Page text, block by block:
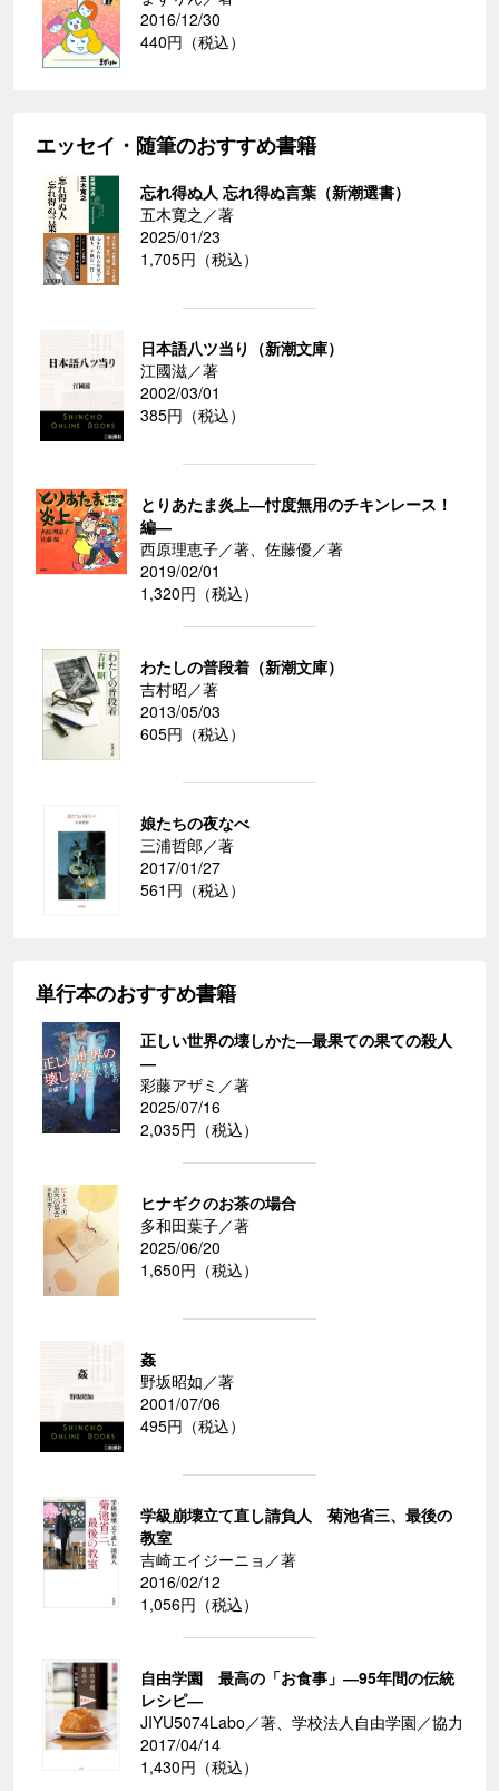
2016/12/30
440円（税込）
エッセイ・随筆のおすすめ書籍
忘れ得ぬ人 忘れ得ぬ言葉（新潮選書）
五木寛之／著
2025/01/23
1,705円（税込）
日本語八ツ当り（新潮文庫）
江國滋／著
2002/03/01
385円（税込）
とりあたま炎上―忖度無用のチキンレース！
編―
西原理恵子／著、佐藤優／著
2019/02/01
1,320円（税込）
わたしの普段着（新潮文庫）
吉村昭／著
2013/05/03
605円（税込）
娘たちの夜なべ
三浦哲郎／著
2017/01/27
561円（税込）
単行本のおすすめ書籍
正しい世界の壊しかた―最果ての果ての殺人
―
彩藤アザミ／著
2025/07/16
2,035円（税込）
ヒナギクのお茶の場合
多和田葉子／著
2025/06/20
1,650円（税込）
姦
野坂昭如／著
2001/07/06
495円（税込）
学級崩壊立て直し請負人 菊池省三、最後の
教室
吉崎エイジーニョ／著
2016/02/12
1,056円（税込）
自由学園 最高の「お食事」―95年間の伝統
レシピ―
JIYU5074Labo／著、学校法人自由学園／協力
2017/04/14
1,430円（税込）